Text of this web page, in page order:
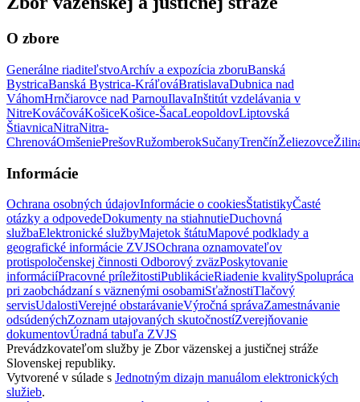
O zbore
Generálne riaditeľstvoArchív a expozícia zboruBanská
BystricaBanská Bystrica-KráľováBratislavaDubnica nad
VáhomHrnčiarovce nad ParnouIlavaInštitút vzdelávania v
NitreKováčováKošiceKošice-ŠacaLeopoldovLiptovská
ŠtiavnicaNitraNitra-
ChrenováOmšeniePrešovRužomberokSučanyTrenčínŽeliezovce
Informácie
Ochrana osobných údajovInformácie o cookiesŠtatistikyČasté
otázky a odpovedeDokumenty na stiahnutieDuchovná
službaElektronické službyMajetok štátuMapové podklady a
geografické informácie ZVJSOchrana oznamovateľov
protispoločenskej činnosti Odborový zväzPoskytovanie
informáciíPracovné príležitostiPublikácieRiadenie kvalitySpolupráca
pri zaobchádzaní s väznenými osobamiSťažnostiTlačový
servisUdalostiVerejné obstarávanieVýročná správaZamestnávanie
odsúdenýchZoznam utajovaných skutočnostíZverejňovanie
dokumentovÚradná tabuľa ZVJS
Prevádzkovateľom služby je Zbor väzenskej a justičnej stráže
Slovenskej republiky.
Vytvorené v súlade s Jednotným dizajn manuálom elektronických
služieb.